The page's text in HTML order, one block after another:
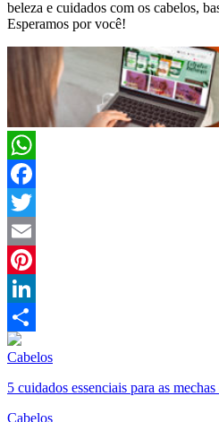
beleza e cuidados com os cabelos,
Esperamos por você!
WhatsApp
Facebook
Twitter
Email
Pinterest
LinkedIn
Compartilhar
Cabelos
5 cuidados essenciais para as
Cabelos